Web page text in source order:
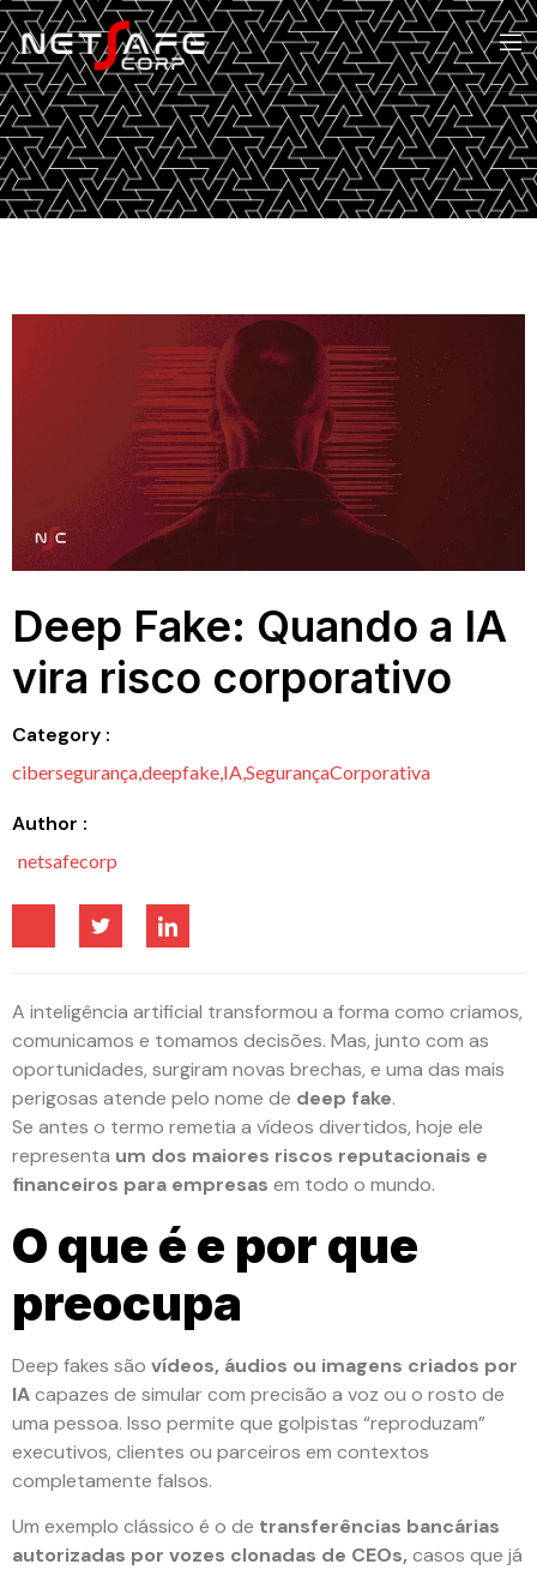
Deep Fake: Quando a IA
vira risco corporativo
Category :
cibersegurança,deepfake,IA,SegurançaCorporativa
Author :
netsafecorp
A inteligência artificial transformou a forma como criamos,
comunicamos e tomamos decisões. Mas, junto com as
oportunidades, surgiram novas brechas, e uma das mais
perigosas atende pelo nome de deep fake.
Se antes o termo remetia a vídeos divertidos, hoje ele
representa um dos maiores riscos reputacionais e
financeiros para empresas em todo o mundo.
O que é e por que
preocupa
Deep fakes são vídeos, áudios ou imagens criados por
IAcapazes de simular com precisão a voz ou o rosto de
uma pessoa. Isso permite que golpistas “reproduzam”
executivos, clientes ou parceiros em contextos
completamente falsos.
Um exemplo clássico é o de transferências bancárias
autorizadas por vozes clonadas de CEOs, casos que já